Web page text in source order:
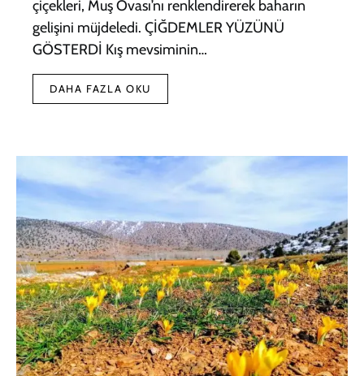
çiçekleri, Muş Ovası’nı renklendirerek baharın
gelişini müjdeledi. ÇİĞDEMLER YÜZÜNÜ
GÖSTERDİ Kış mevsiminin…
DAHA FAZLA OKU